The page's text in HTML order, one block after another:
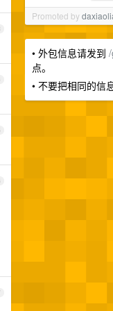
Promoted by
• 外包信息请发到
点。
• 不要把相同的信